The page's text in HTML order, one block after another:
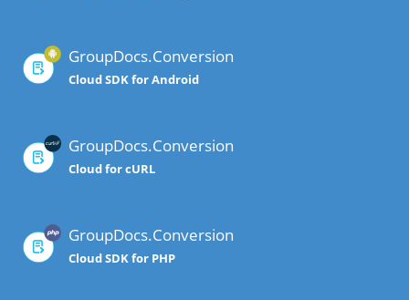
GroupDocs.Conversion
Cloud SDK for Android
GroupDocs.Conversion
Cloud for cURL
GroupDocs.Conversion
Cloud SDK for PHP